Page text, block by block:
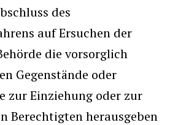
des
auf Ersuchen der
die vorsorglich
Gegenstände oder
zur Einziehung oder zur
Berechtigten herausgeben